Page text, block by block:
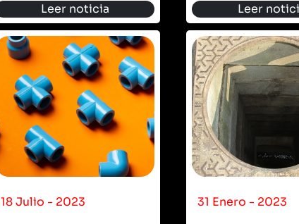
Leer noticia
Leer
18 Julio - 2023 31 Enero - 2023